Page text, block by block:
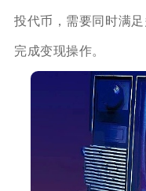
投代币，需要同时满
完成变现操作。